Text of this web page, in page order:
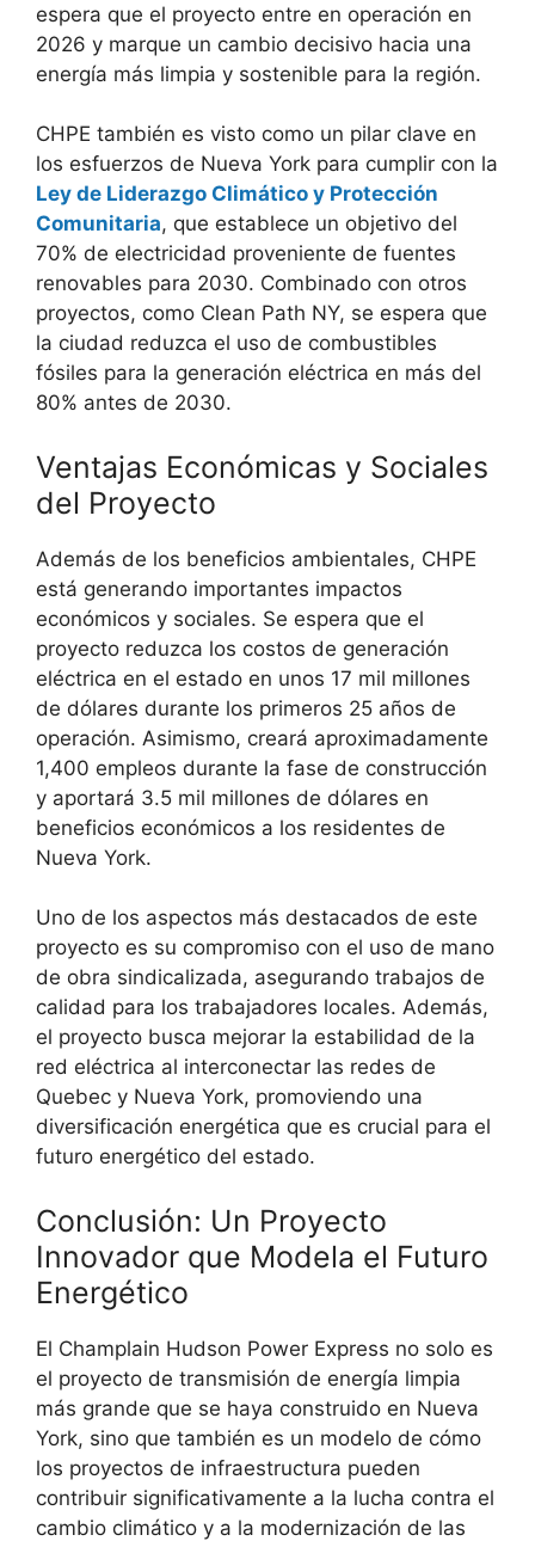
espera que el proyecto entre en operación en
2026 y marque un cambio decisivo hacia una
energía más limpia y sostenible para la región.
CHPE también es visto como un pilar clave en
los esfuerzos de Nueva York para cumplir con la
Ley de Liderazgo Climático y Protección
Comunitaria, que establece un objetivo del
70% de electricidad proveniente de fuentes
renovables para 2030. Combinado con otros
proyectos, como Clean Path NY, se espera que
la ciudad reduzca el uso de combustibles
fósiles para la generación eléctrica en más del
80% antes de 2030.
Ventajas Económicas y Sociales
del Proyecto
Además de los beneficios ambientales, CHPE
está generando importantes impactos
económicos y sociales. Se espera que el
proyecto reduzca los costos de generación
eléctrica en el estado en unos 17 mil millones
de dólares durante los primeros 25 años de
operación. Asimismo, creará aproximadamente
1,400 empleos durante la fase de construcción
y aportará 3.5 mil millones de dólares en
beneficios económicos a los residentes de
Nueva York.
Uno de los aspectos más destacados de este
proyecto es su compromiso con el uso de mano
de obra sindicalizada, asegurando trabajos de
calidad para los trabajadores locales. Además,
el proyecto busca mejorar la estabilidad de la
red eléctrica al interconectar las redes de
Quebec y Nueva York, promoviendo una
diversificación energética que es crucial para el
futuro energético del estado.
Conclusión: Un Proyecto
Innovador que Modela el Futuro
Energético
El Champlain Hudson Power Express no solo es
el proyecto de transmisión de energía limpia
más grande que se haya construido en Nueva
York, sino que también es un modelo de cómo
los proyectos de infraestructura pueden
contribuir significativamente a la lucha contra el
cambio climático y a la modernización de las